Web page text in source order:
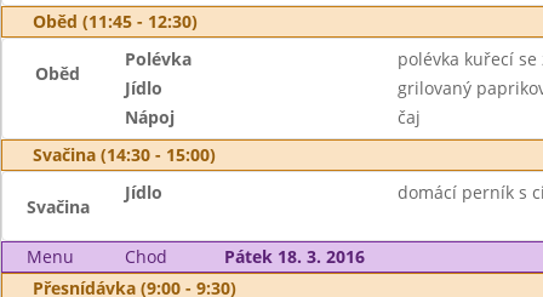
Oběd (11:45 - 12:30)
Oběd
Polévka
polévka kuřecí
Jídlo
grilovaný
Nápoj
čaj
Svačina (14:30 - 15:00)
Svačina
Jídlo domácí perník s
Menu Chod
Pátek 18. 3. 2016
Přesnídávka (9:00 - 9:30)